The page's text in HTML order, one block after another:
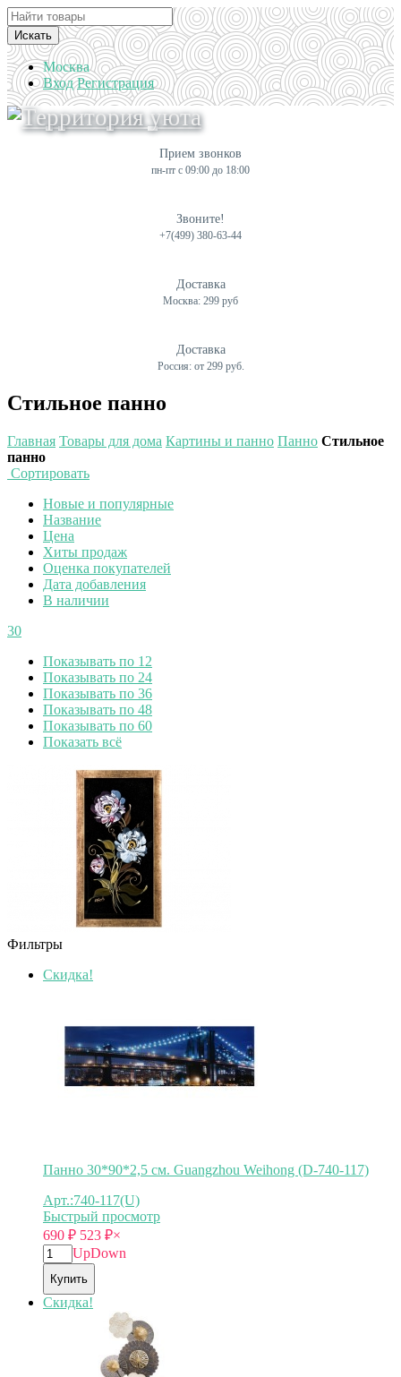
Искать
Москва
Вход Регистрация
Прием звонков
пн-пт с 09:00 до 18:00
Звоните!
+7(499) 380-63-44
Доставка
Москва: 299 руб
Доставка
Россия: от 299 руб.
Стильное панно
Главная Товары для дома Картины и панно Панно Стильное
панно
Сортировать
Новые и популярные
Название
Цена
Хиты продаж
Оценка покупателей
Дата добавления
В наличии
30
Показывать по 12
Показывать по 24
Показывать по 36
Показывать по 48
Показывать по 60
Показать всё
Фильтры
Скидка!
Панно 30*90*2,5 см. Guangzhou Weihong (D-740-117)
Арт.:740-117(U)
Быстрый просмотр
690 ₽ 523 ₽×
UpDown
Купить
Скидка!